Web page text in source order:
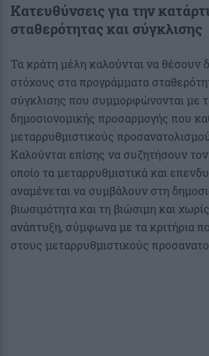
Κατευθύνσεις για την
σταθερότητας και σύγκλισης
Τα κράτη μέλη καλούνται να θέσουν
στόχους στα προγράμματα
σύγκλισης που συμμορφώνονται με
δημοσιονομικής προσαρμογής που
μεταρρυθμιστικούς
Καλούνται επίσης να συζητήσουν
οποίο τα μεταρρυθμιστικά και
αναμένεται να συμβάλουν στη
βιωσιμότητα και τη βιώσιμη και
ανάπτυξη, σύμφωνα με τα κριτήρια
στους μεταρρυθμιστικούς